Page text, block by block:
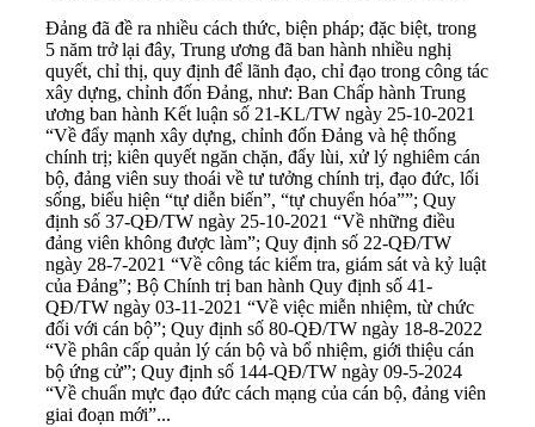
Đảng đã đề ra nhiều cách thức, biện pháp; đặc biệt, trong
5 năm trở lại đây, Trung ương đã ban hành nhiều nghị
quyết, chỉ thị, quy định để lãnh đạo, chỉ đạo trong công tác
xây dựng, chỉnh đốn Đảng, như: Ban Chấp hành Trung
ương ban hành Kết luận số 21-KL/TW ngày 25-10-2021
“Về đẩy mạnh xây dựng, chỉnh đốn Đảng và hệ thống
chính trị; kiên quyết ngăn chặn, đẩy lùi, xử lý nghiêm cán
bộ, đảng viên suy thoái về tư tưởng chính trị, đạo đức, lối
sống, biểu hiện “tự diễn biến”, “tự chuyển hóa””; Quy
định số 37-QĐ/TW ngày 25-10-2021 “Về những điều
đảng viên không được làm”; Quy định số 22-QĐ/TW
ngày 28-7-2021 “Về công tác kiểm tra, giám sát và kỷ luật
của Đảng”; Bộ Chính trị ban hành Quy định số 41-
QĐ/TW ngày 03-11-2021 “Về việc miễn nhiệm, từ chức
đối với cán bộ”; Quy định số 80-QĐ/TW ngày 18-8-2022
“Về phân cấp quản lý cán bộ và bổ nhiệm, giới thiệu cán
bộ ứng cử”; Quy định số 144-QĐ/TW ngày 09-5-2024
“Về chuẩn mực đạo đức cách mạng của cán bộ, đảng viên
giai đoạn mới”...